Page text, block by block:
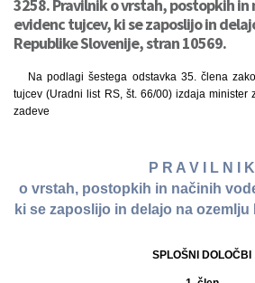
3258. Pravilnik o vrstah, postopkih in
evidenc tujcev, ki se zaposlijo in
Republike Slovenije, stran 10569.
Na podlagi šestega odstavka 35. člena
tujcev (Uradni list RS, št. 66/00) izdaja minister
zadeve
P R A V I L N I K
o vrstah, postopkih in načinih
ki se zaposlijo in delajo na
SPLOŠNI DOLOČBI